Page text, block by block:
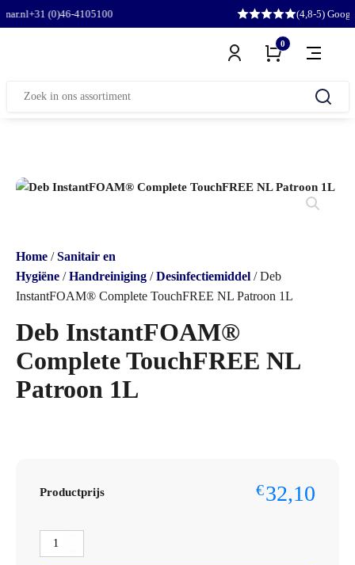
(0)46-4105100 (4,8-5) Google
0
Zoeken
Home /Sanitair en
Hygiëne /Handreiniging /Desinfectiemiddel / Deb
InstantFOAM® Complete TouchFREE NL Patroon 1L
Deb InstantFOAM®
Complete TouchFREE NL
Patroon 1L
Productprijs €32,10
Deb
InstantFOAM®